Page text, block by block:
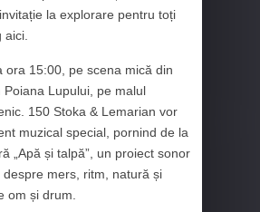
la explorare pentru toți
ora 15:00, pe scena mică din
Poiana Lupului, pe malul
150 Stoka & Lemarian vor
muzical special, pornind de la
„Apă și talpă”, un proiect sonor
mers, ritm, natură și
om și drum.